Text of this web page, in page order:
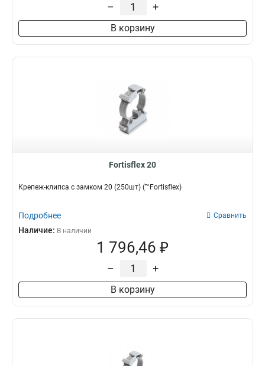
– +
В корзину
Fortisflex 20
Крепеж-клипса с замком 20 (250шт) (™Fortisflex)
Подробнее Сравнить
Наличие: В наличии
1 796,46 ₽
– +
В корзину